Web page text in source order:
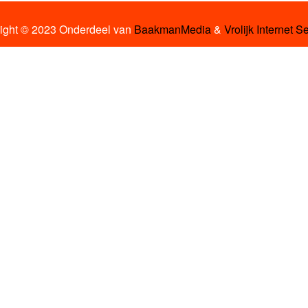
© 2023 Onderdeel van BaakmanMedia& Vrolijk Internet